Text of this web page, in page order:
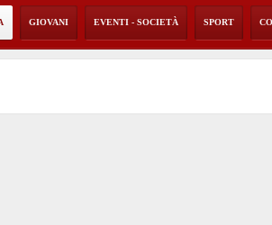
GIOVANI EVENTI - SOCIETÀ SPORT